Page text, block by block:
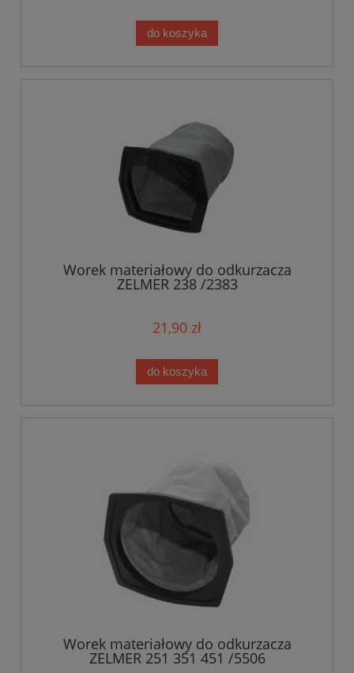
do koszyka
Worek materiałowy do odkurzacza
ZELMER 238 /2383
21,90 zł
do koszyka
Worek materiałowy do odkurzacza
ZELMER 251 351 451 /5506